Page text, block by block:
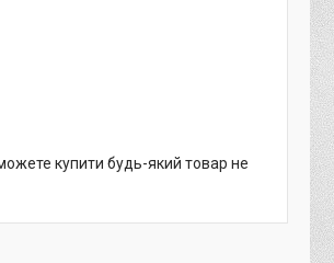
купити будь-який товар не